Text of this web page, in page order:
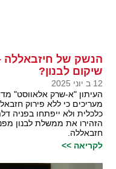
הנשק של חיזבאללה
שיקום לבנון?
12 ב יוני 2025
העיתון "א-שרק אלאווסט"
מעריכים כי ללא פירוק
כלכלית ולא ייפתחו בפניה
הזהירו את ממשלת לבנון
חזבאללה.
לקריאה >>